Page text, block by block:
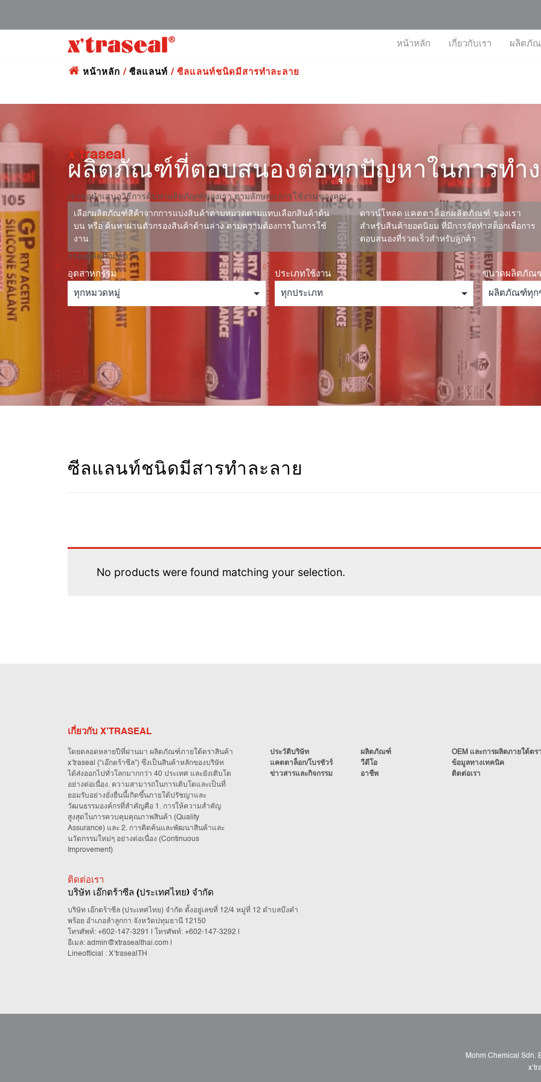
หน้าหลัก เกี่ยวกับเรา ผลิตภั
หน้าหลัก / ซีลแลนท์ / ซีลแลนท์ชนิดมีสารทำละลาย
x’traseal
ผลิตภัณฑ์ที่ตอบสนองต่อทุกปัญหาในการทำ
เราขอนำเสนอวิธีการค้นหาผลิตภัณฑ์ของเรา ตามลักษณะการใช้งานของคุณ:
เลือกผลิตภัณฑ์สิค้าจากการแบ่งสินค้าตามหมวดตามแทบเลือกสินค้าด้น
บน หรือ ค้นหาผ่านตัวกรองสินค้าด้านล่าง ตามความต้องการในการใช้
งาน
ดาวน์โหลด แคตตาล็อกผลิตภัณฑ์ ของเรา
สำหรับสินค้ายอดนิยม ที่มีการจัดทำสต็อกเพื่อการ
ตอบสนองที่รวดเร็วสำหรับลูกค้า
กรองผลิตภัณฑ์ตาม
อุตสาหกรรม ประเภทใช้งาน ขนาดผลิตภัณ
ซีลแลนท์ชนิดมีสารทำละลาย
No products were found matching your selection.
เกี่ยวกับ X’TRASEAL
โดยตลอดหลายปีที่ผ่านมา ผลิตภัณฑ์ภายใต้ตราสินค้า
x’traseal (“เอ๊กตร้าซีล”) ซึ่งเป็นสินค้าหลักของบริษัท
ได้ส่งออกไปทั่วโลกมากกว่า 40 ประเทศ และยังเติบโต
อย่างต่อเนื่อง. ความสามารถในการเติบโตและเป็นที่
ยอมรับอย่างยั่งยืนนี้เกิดขึ้นภายใต้ปรัชญาและ
วัฒนธรรมองค์กรที่สำคัญคือ 1. การให้ความสำคัญ
สูงสุดในการควบคุมคุณภาพสินค้า (Quality
Assurance) และ 2. การคิดค้นและพัฒนาสินค้าและ
นวัตกรรมใหม่ๆ อย่างต่อเนื่อง (Continuous
Improvement)
ประวัติบริษัท ผลิตภัณฑ์
OEM และการผลิตภายใต้ต
แคตตาล็อก/โบรชัวร์
วีดีโอ
ข้อมูลทางเทคนิค
ข่าวสารและกิจกรรม
อาชีพ ติดต่อเรา
ติดต่อเรา
บริษัท เอ๊กตร้าซีล (ประเทศไทย) จำกัด
บริษัท เอ๊กตร้าซีล (ประเทศไทย) จำกัด ตั้งอยู่เลขที่ 12/4 หมู่ที่ 12 ตำบลบึงคำ
พร้อย อำเภอลำลูกกา จังหวัดปทุมธานี 12150
โทรศัพท์: +602-147-3291 | โทรศัพท์: +602-147-3292
อีเมล: admin@xtrasealthai.com
Lineofficial : X’trasealTH
Mohm Chemical Sdn.